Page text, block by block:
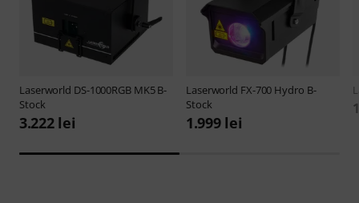
Laserworld DS-1000RGB MK5 B-
Stock
3.222 lei
Laserworld FX-700 Hydro B-
Stock
1.999 lei